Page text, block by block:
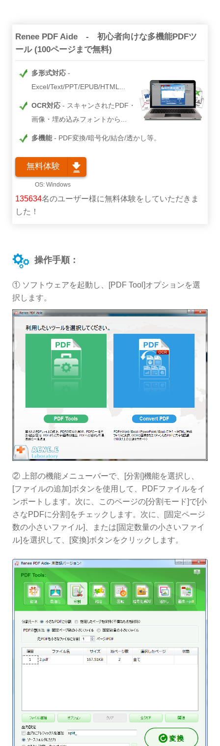
Renee PDF Aide - 初心者向けな多機能PDFツ
ール (100ページまで無料)
多形式対応
Excel/Text/PPT/EPUB/HTML...
OCR対応
スキャンされたPDF・
画像・埋め込みフォントから...
多機能 PDF変換/暗号化/結合/透かし等。
無料体験
135634名のユーザー様に無料体験をしていただきま
した！
操作手順：
① ソフトウェアを起動し、[PDF Tool]オプションを選
択します。
② 上部の機能メニューバーで、[分割]機能を選択し、
[ファイルの追加]ボタンを使用して、PDFファイルをイ
ンポートします。次に、このページの[分割モード]で[小
さなPDFに分割]をチェックします。次に、[固定ページ
数の小さいファイル]、または[固定数量の小さいファイ
ル]を選択して、[変換]ボタンをクリックします。